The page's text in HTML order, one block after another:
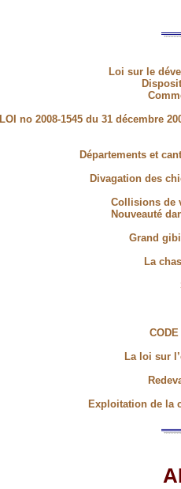
Loi sur le
LOI no 2008-1545 du 31 décembre
Départements et
Divagation des
Collisions de
Nouveauté
Grand
La
La loi sur
Exploitation de la